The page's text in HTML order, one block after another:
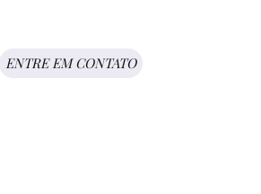
ENTRE EM CONTATO